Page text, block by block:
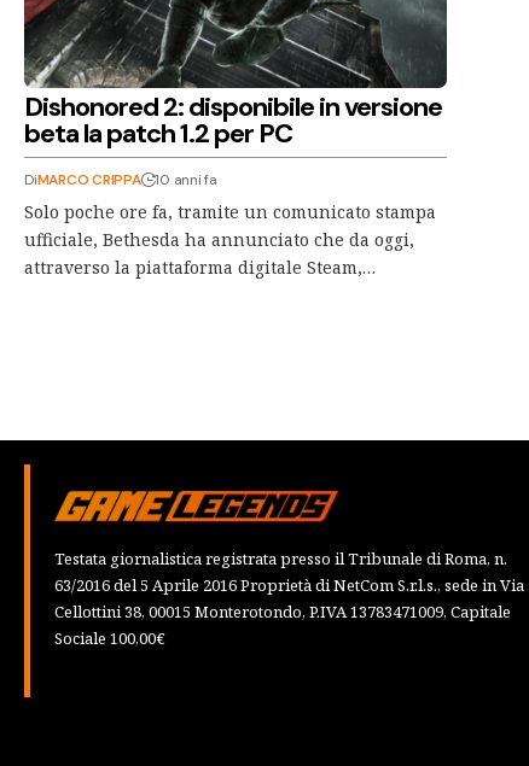
Dishonored 2: disponibile in versione
beta la patch 1.2 per PC
DiMARCO CRIPPA 10 anni fa
Solo poche ore fa, tramite un comunicato stampa
ufficiale, Bethesda ha annunciato che da oggi,
attraverso la piattaforma digitale Steam,…
Testata giornalistica registrata presso il Tribunale di Roma, n.
63/2016 del 5 Aprile 2016 Proprietà di NetCom S.r.l.s., sede in Via
Cellottini 38, 00015 Monterotondo, P.IVA 13783471009, Capitale
Sociale 100,00€